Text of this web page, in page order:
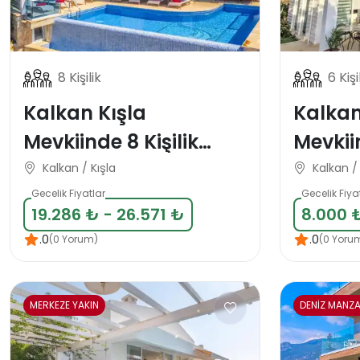
8 Kişilik
Kalkan Kışla
Mevkiinde 8 Kişilik
Deniz Manzaralı Tatil
Villası
Kalkan / Kışla
Gecelik Fiyatlar
19.286 ₺ - 26.571 ₺
.0(0 Yorum)
6
Kişilik
Kalkan /
Gecelik
8.000
.0(0
MERKEZE YAKIN DENİZ